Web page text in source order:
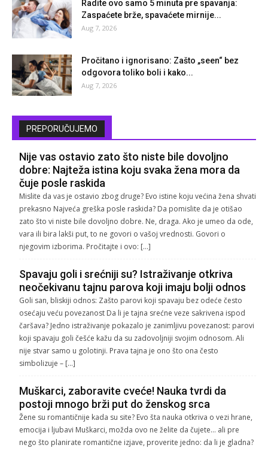
Radite ovo samo 5 minuta pre spavanja:
Zaspaćete brže, spavaćete mirnije...
Aug 7, 2026
Pročitano i ignorisano: Zašto „seen“ bez
odgovora toliko boli i kako...
Aug 7, 2026
PREPORUČUJEMO
Nije vas ostavio zato što niste bile dovoljno
dobre: Najteža istina koju svaka žena mora da
čuje posle raskida
Mislite da vas je ostavio zbog druge? Evo istine koju većina žena shvati
prekasno Najveća greška posle raskida? Da pomislite da je otišao
zato što vi niste bile dovoljno dobre. Ne, draga. Ako je umeo da ode,
vara ili bira lakši put, to ne govori o vašoj vrednosti. Govori o
njegovim izborima. Pročitajte i ovo: […]
Spavaju goli i srećniji su? Istraživanje otkriva
neočekivanu tajnu parova koji imaju bolji odnos
Goli san, bliskiji odnos: Zašto parovi koji spavaju bez odeće često
osećaju veću povezanost Da li je tajna srećne veze sakrivena ispod
čaršava? Jedno istraživanje pokazalo je zanimljivu povezanost: parovi
koji spavaju goli češće kažu da su zadovoljniji svojim odnosom. Ali
nije stvar samo u golotinji. Prava tajna je ono što ona često
simbolizuje – […]
Muškarci, zaboravite cveće! Nauka tvrdi da
postoji mnogo brži put do ženskog srca
Žene su romantičnije kada su site? Evo šta nauka otkriva o vezi hrane,
emocija i ljubavi Muškarci, možda ovo ne želite da čujete… ali pre
nego što planirate romantične izjave, proverite jedno: da li je gladna?